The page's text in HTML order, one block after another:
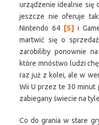
urządzenie idealnie się
jeszcze nie oferuje
Nintendo 64
[5]
i
martwić się o
zarobiliby ponownie
które mnóstwo ludzi
raz już z kolei, ale w
Wii U przez te 30 minut
zabiegany świecie na
Co do grania w stare